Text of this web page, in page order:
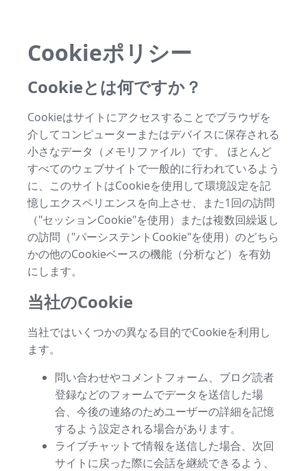
Cookieポリシー
Cookieとは何ですか？
Cookieはサイトにアクセスすることでブラウザを
介してコンピューターまたはデバイスに保存される
小さなデータ（メモリファイル）です。 ほとんど
すべてのウェブサイトで一般的に行われているよう
に、このサイトはCookieを使用して環境設定を記
憶しエクスペリエンスを向上させ、また1回の訪問
（"セッションCookie"を使用）または複数回繰返し
の訪問（"パーシステントCookie"を使用）のどちら
かの他のCookieベースの機能（分析など）を有効
にします。
当社のCookie
当社ではいくつかの異なる目的でCookieを利用し
ます。
問い合わせやコメントフォーム、ブログ読者
登録などのフォームでデータを送信した場
合、今後の連絡のためユーザーの詳細を記憶
するよう設定される場合があります。
ライブチャットで情報を送信した場合、次回
サイトに戻った際に会話を継続できるよう、